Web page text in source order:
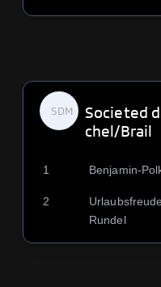
SDM
Societed
chel/Brail
1 Benjamin-
2
Rundel